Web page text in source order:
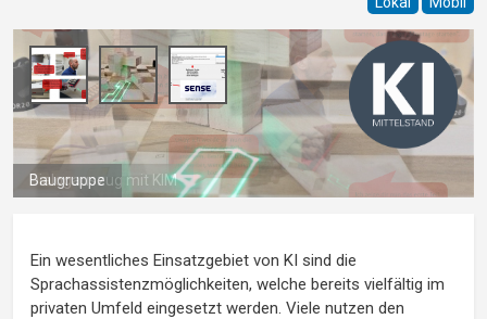
Baugruppe
Ein wesentliches Einsatzgebiet von KI sind die
Sprachassistenzmöglichkeiten, welche bereits vielfältig im
privaten Umfeld eingesetzt werden. Viele nutzen den